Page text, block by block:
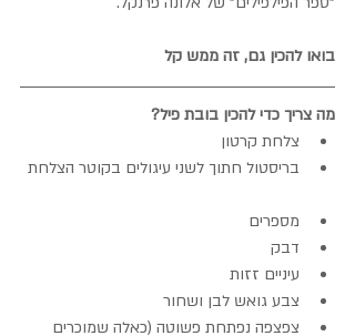
בואו להכין גם, זה ממש קל
מה צריך כדי להכין בובת פיל?
צלחת קרטון
בריסטול חתוך לשני עיגולים בקוטר הצלחת
מספרים
דבק
עיניים זזות
צבע גואש לבן ושחור
צפצפה נפתחת פשוטה (כאלה שמוכרים